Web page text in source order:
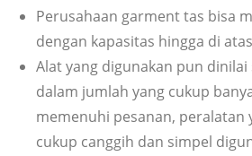
Perusahaan garment tas bisa
dengan kapasitas hingga di
Alat yang digunakan pun
dalam jumlah yang cukup
memenuhi pesanan, peralatan
cukup canggih dan simpel